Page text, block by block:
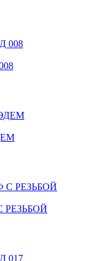
РЕЗЬБОЙ